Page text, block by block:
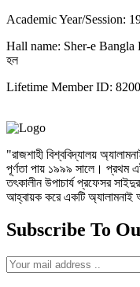
Academic Year/Session:
Hall name: Sher-e Bangla
হল
Lifetime Member ID: 8200
"রাজশাহী বিশ্ববিদ্যালয়
পূর্ণতা পায় ১৯৯৯ সালে। প্রথম
তৎকালীন উপাচার্য প্রফেসর
আহ্বায়ক করে একটি অ্যালামনাই
Subscribe To